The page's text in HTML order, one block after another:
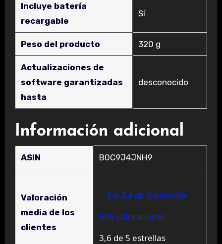
Incluye batería
recargable
‎Sí
Peso del producto ‎320 g
Actualizaciones de
software garantizadas
hasta
‎desconocido
Información adicional
ASIN B0C9J4JNH9
Valoración
media de los
clientes
3,6 3,6 de 5 estrellas
805 valoraciones
3,6 de 5 estrellas